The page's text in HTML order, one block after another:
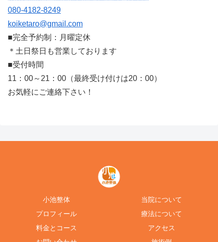
080-4182-8249
koiketaro@gmail.com
■完全予約制：月曜定休
＊土日祭日も営業しております
■受付時間
11：00～21：00（最終受け付けは20：00）
お気軽にご連絡下さい！
小池整体
当院について
プロフィール
療法について
料金とコース
アクセス